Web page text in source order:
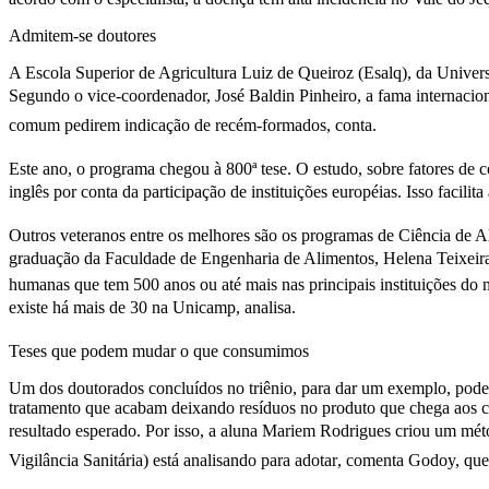
Admitem-se doutores
A Escola Superior de Agricultura Luiz de Queiroz (Esalq), da
Segundo o vice-coordenador, José Baldin Pinheiro, a fama
comum pedirem indicação de recém-formados, conta.
Este ano, o programa chegou à 800ª tese. O estudo, sobre fatores
inglês por conta da participação de instituições européias. Isso
Outros veteranos entre os melhores são os programas de Ciência
graduação da Faculdade de Engenharia de Alimentos, Helena
humanas que tem 500 anos ou até mais nas principais instituições
existe há mais de 30 na Unicamp, analisa.
Teses que podem mudar o que consumimos
Um dos doutorados concluídos no triênio, para dar um exemplo,
tratamento que acabam deixando resíduos no produto que chega
resultado esperado. Por isso, a aluna Mariem Rodrigues criou um
Vigilância Sanitária) está analisando para adotar, comenta Godoy,